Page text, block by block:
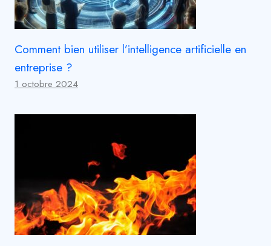
Comment bien utiliser l’intelligence artificielle en
entreprise ?
1 octobre 2024